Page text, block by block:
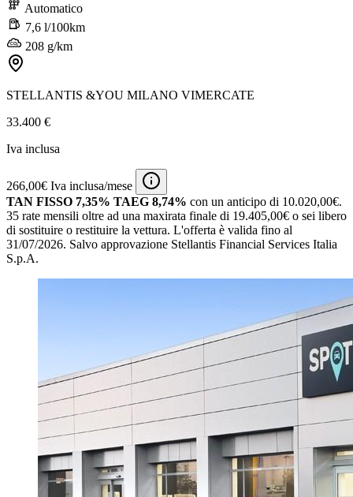
Automatico
7,6 l/100km
208 g/km
STELLANTIS &YOU MILANO VIMERCATE
33.400 €
Iva inclusa
266,00€ Iva inclusa/mese
TAN FISSO 7,35% TAEG 8,74% con un anticipo di 10.020,00€.
35 rate mensili oltre ad una maxirata finale di 19.405,00€ o sei libero
di sostituire o restituire la vettura. L'offerta è valida fino al
31/07/2026. Salvo approvazione Stellantis Financial Services Italia
S.p.A.